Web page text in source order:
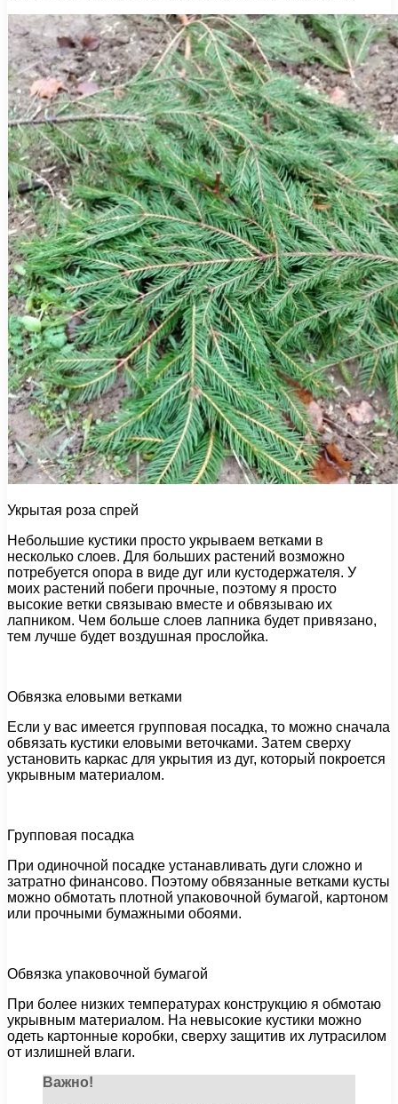
Укрытая роза спрей
Небольшие кустики просто укрываем ветками в
несколько слоев. Для больших растений возможно
потребуется опора в виде дуг или кустодержателя. У
моих растений побеги прочные, поэтому я просто
высокие ветки связываю вместе и обвязываю их
лапником. Чем больше слоев лапника будет привязано,
тем лучше будет воздушная прослойка.
Обвязка еловыми ветками
Если у вас имеется групповая посадка, то можно сначала
обвязать кустики еловыми веточками. Затем сверху
установить каркас для укрытия из дуг, который покроется
укрывным материалом.
Групповая посадка
При одиночной посадке устанавливать дуги сложно и
затратно финансово. Поэтому обвязанные ветками кусты
можно обмотать плотной упаковочной бумагой, картоном
или прочными бумажными обоями.
Обвязка упаковочной бумагой
При более низких температурах конструкцию я обмотаю
укрывным материалом. На невысокие кустики можно
одеть картонные коробки, сверху защитив их лутрасилом
от излишней влаги.
Важно!